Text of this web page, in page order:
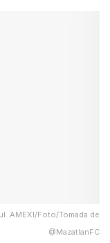
AMEXI/Foto/Tomada de
@MazatlanFC